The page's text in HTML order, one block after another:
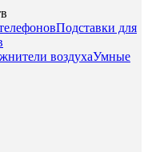
Подставки для
воздухаУмные